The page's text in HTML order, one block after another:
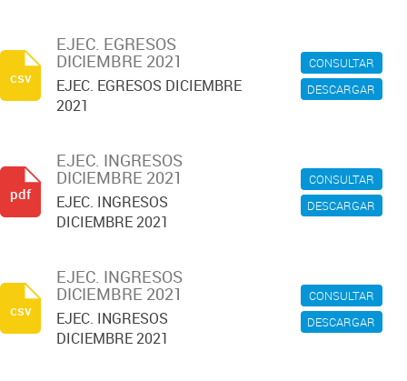
CONSULTAR
DESCARGAR
EJEC. EGRESOS
DICIEMBRE 2021
EJEC. EGRESOS DICIEMBRE
2021
csv
CONSULTAR
DESCARGAR
EJEC. INGRESOS
DICIEMBRE 2021
EJEC. INGRESOS
DICIEMBRE 2021
pdf
CONSULTAR
DESCARGAR
EJEC. INGRESOS
DICIEMBRE 2021
EJEC. INGRESOS
DICIEMBRE 2021
csv